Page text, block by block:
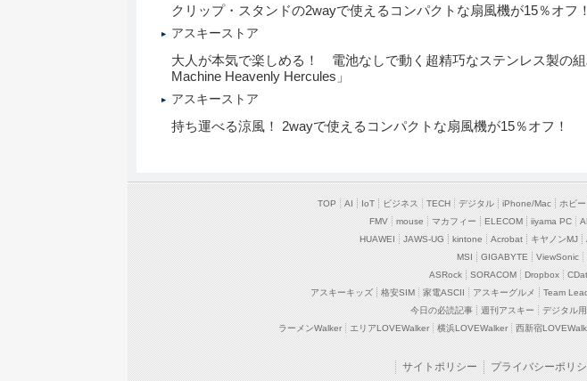
クリップ・スタンドの2wayで使えるコンパクトな扇風機が15％オフ！
アスキーストア
大人が本気で楽しめる！ 電池なしで動く超精巧なステンレス製の
Machine Heavenly Hercules」
アスキーストア
持ち運べる涼風！ 2wayで使えるコンパクトな扇風機が15％オフ！
TOP AI IoT ビジネス TECH デジタル iPhone/Mac ホビー
FMV
mouse マカフィー ELECOM iiyama PC
HUAWEI
JAWS-UG kintone Acrobat キヤノンMJ
MSI
GIGABYTE ViewSonic
ASRock
SORACOM Dropbox
アスキーキッズ
格安SIM 家電ASCII アスキーグルメ Team
今日の必読記事
週刊アスキー デジタル
ラーメンWalker
エリアLOVEWalker 横浜LOVEWalker 西新宿
サイトポリシー プライバシーポリ